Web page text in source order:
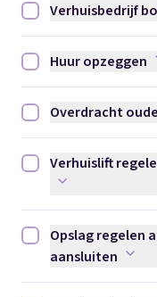
Verhuisbedrijf
Verhuisbedrijf
Huur opzeggen
Huur opzeggen
Overdracht oude
Overdracht
Verhuislift regelen
Verhuislift
Opslag regelen als
Opslag regelen
aansluiten